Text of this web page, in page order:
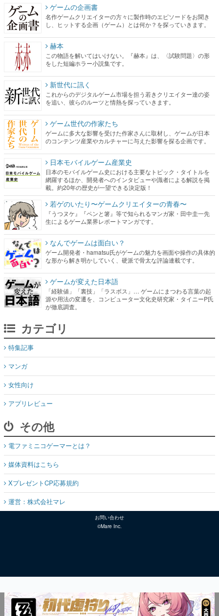
ゲームの企画書
名作ゲームクリエイターの方々に製作時のエピソードをお聞き
し、ヒットする企画（ゲーム）とは何か？を探っていきます。
赫本
この物語を解いてはいけない。『赫本』は、〈試験問題〉の形
をした短編ホラー小説集です。
新世代に訊く
これからのデジタルゲーム市場を担う若きクリエイター達の姿
を追い、彼らのルーツと情熱を探っていきます。
ゲーム世代の作家たち
ゲームに多大な影響を受けた作家さんに取材し、ゲームが日本
のコンテンツ産業やカルチャーに与えた影響を探る企画です。
日本モバイルゲーム産業史
日本のモバイルゲーム史における主要なトピック・タイトルを
網羅するほか、開発者へのインタビューや識者による解説を掲
載。約20年の歴史が一望できる決定版！
若ゲのいたり〜ゲームクリエイターの青春〜
『うつヌケ』『ペンと箸』等で知られるマンガ家・田中圭一先
生によるゲーム業界レポートマンガです。
なんでゲームは面白い？
ゲーム開発者・hamatsu氏がゲームの魅力を画面や操作の具体的
な形から解き明かしていく、硬派で骨太な評論連載です。
ゲームが変えた日本語
「経験値」「裏技」「ラスボス」… ゲームにまつわる言葉の起
源や用法の変遷を、コンピューター文化史研究家・タイニーP氏
が徹底調査。
カテゴリ
特集記事
マンガ
女性向け
アプリレビュー
その他
電ファミニコゲーマーとは？
媒体資料はこちら
XプレゼントCP応募規約
運営：株式会社マレ
お問い合わせ
©Mare Inc.